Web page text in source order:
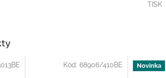
TISK
Kód: 68906/410BE Novinka